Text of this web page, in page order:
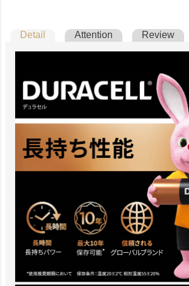
Detail Attention Review